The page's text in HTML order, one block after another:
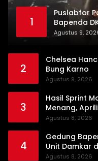
1
Puslabfor
Bapenda
Agustus 9,
2
Chelsea
Bung Karno
Agustus 9, 2026
3
Hasil Sprint
Menang,
Agustus 8, 2026
4
Gedung
Unit Damkar
Agustus 8, 2026